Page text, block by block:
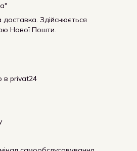
Здійснюється
Нової Пошти.
в privat24